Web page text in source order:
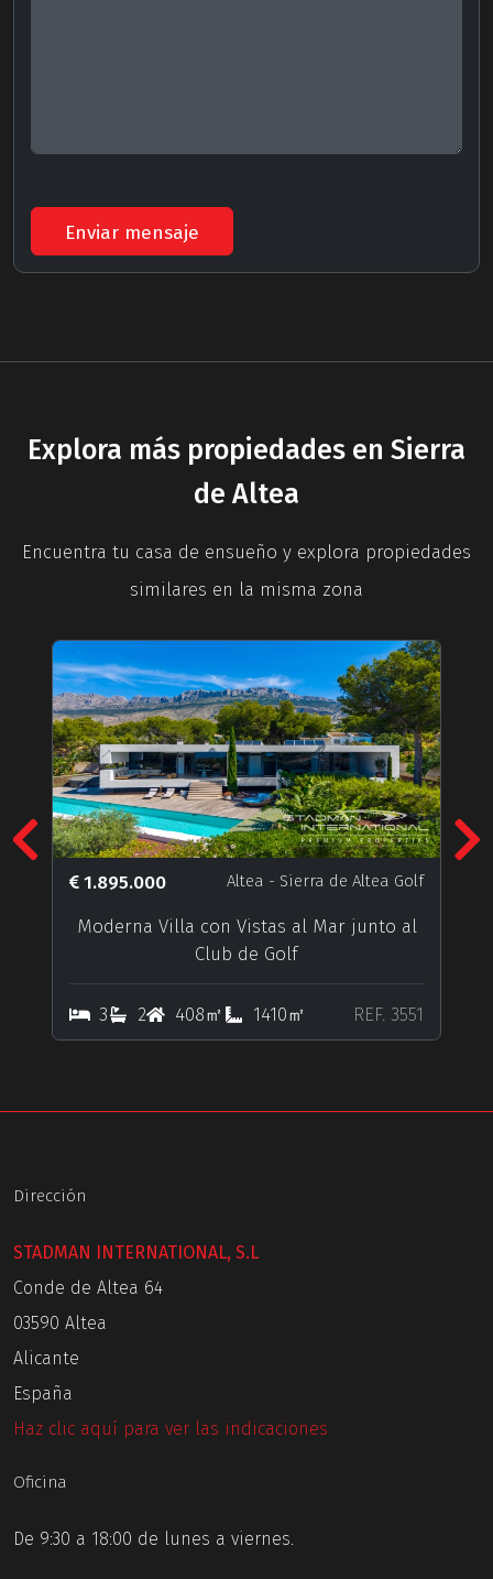
Enviar mensaje
Explora más propiedades en Sierra
de Altea
Encuentra tu casa de ensueño y explora propiedades
similares en la misma zona
1.895.000 Altea - Sierra de Altea Golf
Moderna Villa con Vistas al Mar junto al
Club de Golf
3 2 408㎡ 1410㎡ REF. 3551
Previous
Dirección
STADMAN INTERNATIONAL, S.L
Conde de Altea 64
03590 Altea
Alicante
España
Haz clic aquí para ver las indicaciones
Oficina
De 9:30 a 18:00 de lunes a viernes.